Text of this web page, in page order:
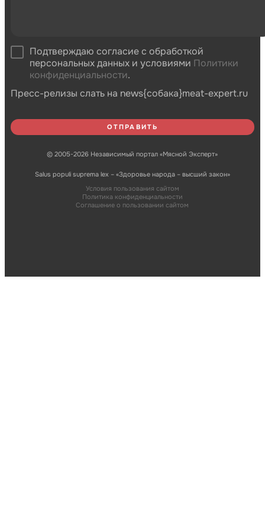
Подтверждаю согласие с обработкой
персональных данных и условиями Политики
конфиденциальности.
Пресс-релизы слать на news{собака}meat-expert.ru
© 2005-2026 Независимый портал «Мясной Эксперт»
Salus populi suprema lex – «Здоровье народа – высший закон»
Условия пользования сайтом
Политика конфиденциальности
Соглашение о пользовании сайтом